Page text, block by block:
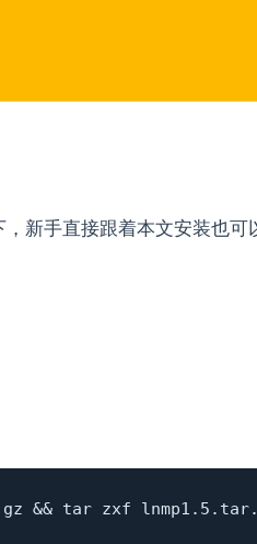
新手直接跟着本文安装也可
&& tar zxf